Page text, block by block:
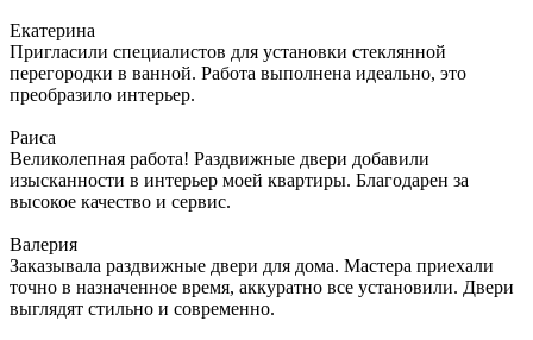
Екатерина
Пригласили специалистов для установки стеклянной
перегородки в ванной. Работа выполнена идеально, это
преобразило интерьер.
Раиса
Великолепная работа! Раздвижные двери добавили
изысканности в интерьер моей квартиры. Благодарен за
высокое качество и сервис.
Валерия
Заказывала раздвижные двери для дома. Мастера приехали
точно в назначенное время, аккуратно все установили. Двери
выглядят стильно и современно.